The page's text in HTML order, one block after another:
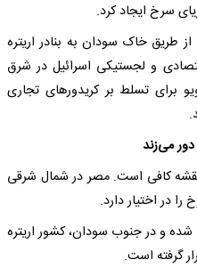
سرخ ایجاد کرد.
از طریق خاک سودان به بنادر اریتره
و لجستیکی اسرائیل در شرق
برای تسلط بر کریدورهای تجاری
دور می‌زند
نقشه کافی است. مصر در شمال شرقی
را در اختیار دارد.
و در جنوب سودان، کشور اریتره
گرفته است.